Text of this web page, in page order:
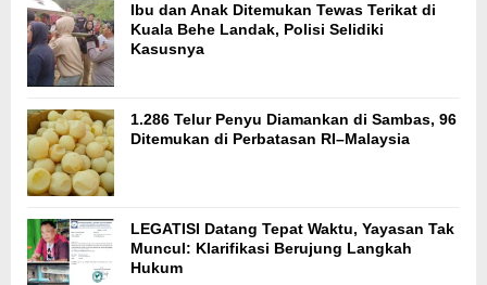
Ibu dan Anak Ditemukan Tewas Terikat di
Kuala Behe Landak, Polisi Selidiki
Kasusnya
1.286 Telur Penyu Diamankan di Sambas, 96
Ditemukan di Perbatasan RI–Malaysia
LEGATISI Datang Tepat Waktu, Yayasan Tak
Muncul: Klarifikasi Berujung Langkah
Hukum